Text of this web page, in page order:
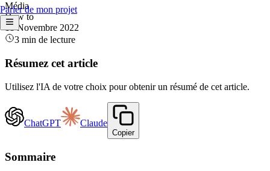
Parler de mon projet
Média
How to
18 Novembre 2022
3 min de lecture
Résumez cet article
Utilisez l'IA de votre choix pour obtenir un résumé de cet article.
ChatGPT Claude
Copier
Sommaire